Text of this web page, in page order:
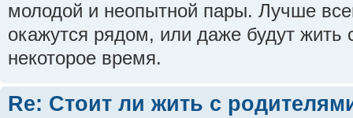
молодой и неопытной пары. Лучше
окажутся рядом, или даже будут
некоторое время.
Re: Стоит ли жить с